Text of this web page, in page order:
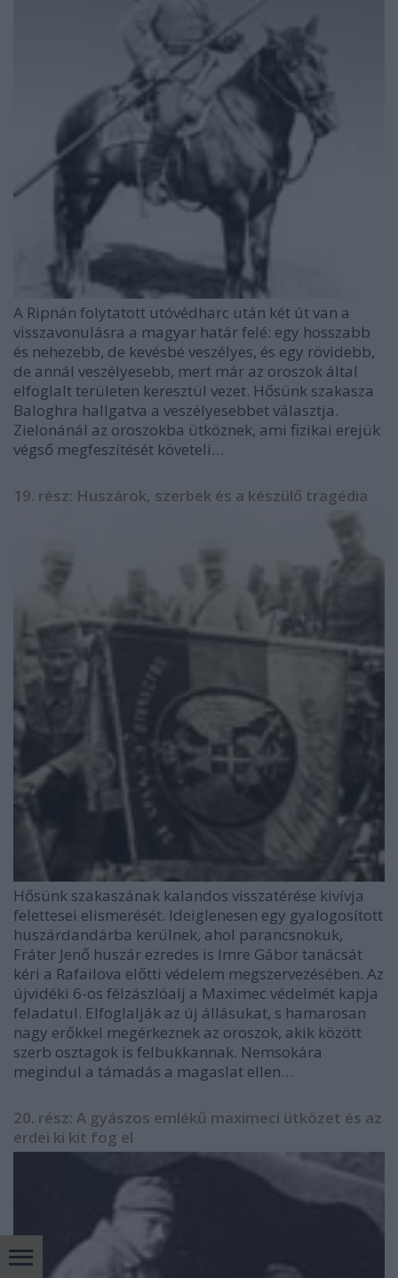
A Ripnán folytatott utóvédharc után két út van a
visszavonulásra a magyar határ felé: egy hosszabb
és nehezebb, de kevésbé veszélyes, és egy rövidebb,
de annál veszélyesebb, mert már az oroszok által
elfoglalt területen keresztül vezet. Hősünk szakasza
Baloghra hallgatva a veszélyesebbet választja.
Zielonánál az oroszokba ütköznek, ami fizikai erejük
végső megfeszítését követeli…
19. rész: Huszárok, szerbek és a készülő tragédia
Hősünk szakaszának kalandos visszatérése kivívja
felettesei elismerését. Ideiglenesen egy gyalogosított
huszárdandárba kerülnek, ahol parancsnokuk,
Fráter Jenő huszár ezredes is Imre Gábor tanácsát
kéri a Rafailova előtti védelem megszervezésében. Az
újvidéki 6-os félzászlóalj a Maximec védelmét kapja
feladatul. Elfoglalják az új állásukat, s hamarosan
nagy erőkkel megérkeznek az oroszok, akik között
szerb osztagok is felbukkannak. Nemsokára
megindul a támadás a magaslat ellen…
20. rész: A gyászos emlékű maximeci ütközet és az
erdei ki kit fog el